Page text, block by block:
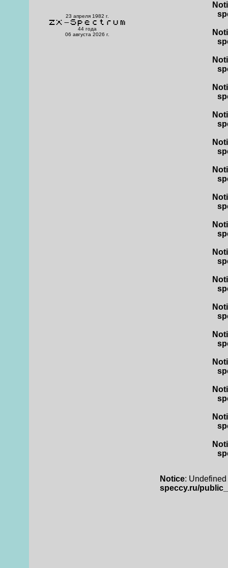
23 апреля 1982 г.
ZX-Spectrum
44 года
06 августа 2026 г.
Notice:
speccy.ru/